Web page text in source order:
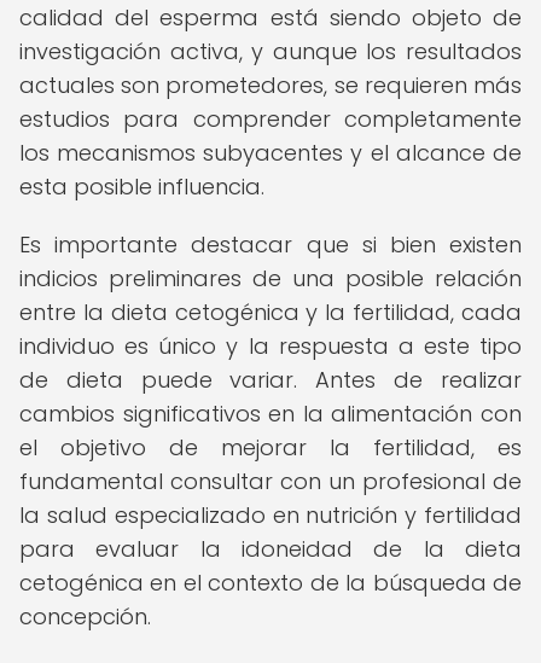
calidad del esperma está siendo objeto de
investigación activa, y aunque los resultados
actuales son prometedores, se requieren más
estudios para comprender completamente
los mecanismos subyacentes y el alcance de
esta posible influencia.
Es importante destacar que si bien existen
indicios preliminares de una posible relación
entre la dieta cetogénica y la fertilidad, cada
individuo es único y la respuesta a este tipo
de dieta puede variar. Antes de realizar
cambios significativos en la alimentación con
el objetivo de mejorar la fertilidad, es
fundamental consultar con un profesional de
la salud especializado en nutrición y fertilidad
para evaluar la idoneidad de la dieta
cetogénica en el contexto de la búsqueda de
concepción.